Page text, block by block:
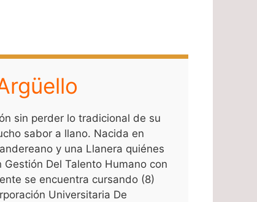
sin perder lo tradicional de su
sabor a llano. Nacida en
y una Llanera quiénes
Del Talento Humano con
se encuentra cursando (8)
Universitaria De